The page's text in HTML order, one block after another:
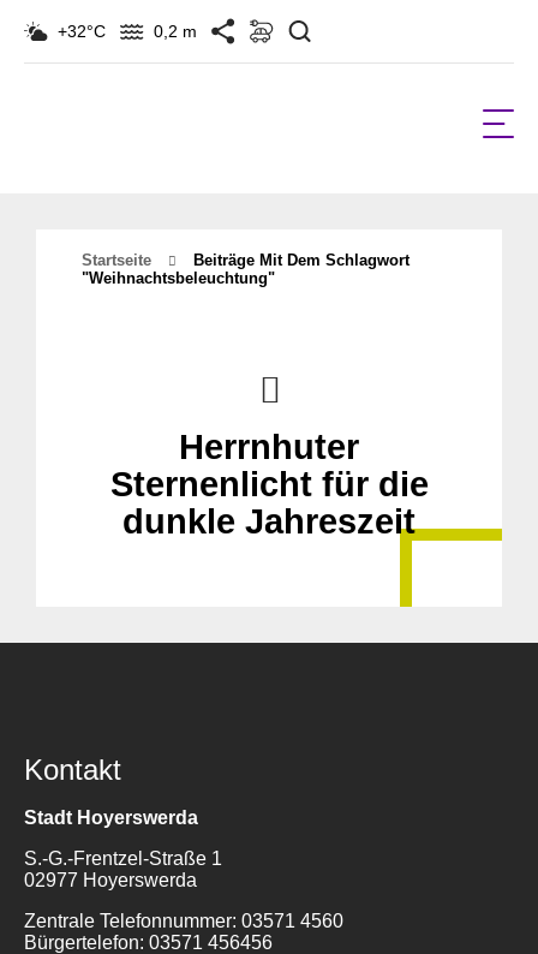
+32°C 0,2 m
Startseite
Beiträge Mit Dem Schlagwort
"weihnachtsbeleuchtung"
Herrnhuter
Sternenlicht für die
dunkle Jahreszeit
Kontakt
Stadt Hoyerswerda
S.-G.-Frentzel-Straße 1
02977 Hoyerswerda
Zentrale Telefonnummer: 03571 4560
Bürgertelefon: 03571 456456